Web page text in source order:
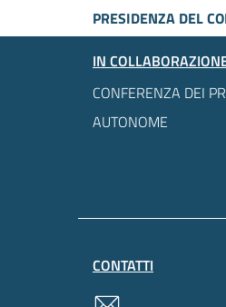
PRESIDENZA DEL
IN
CONFERENZA DEI
AUTONOME
CONTATTI